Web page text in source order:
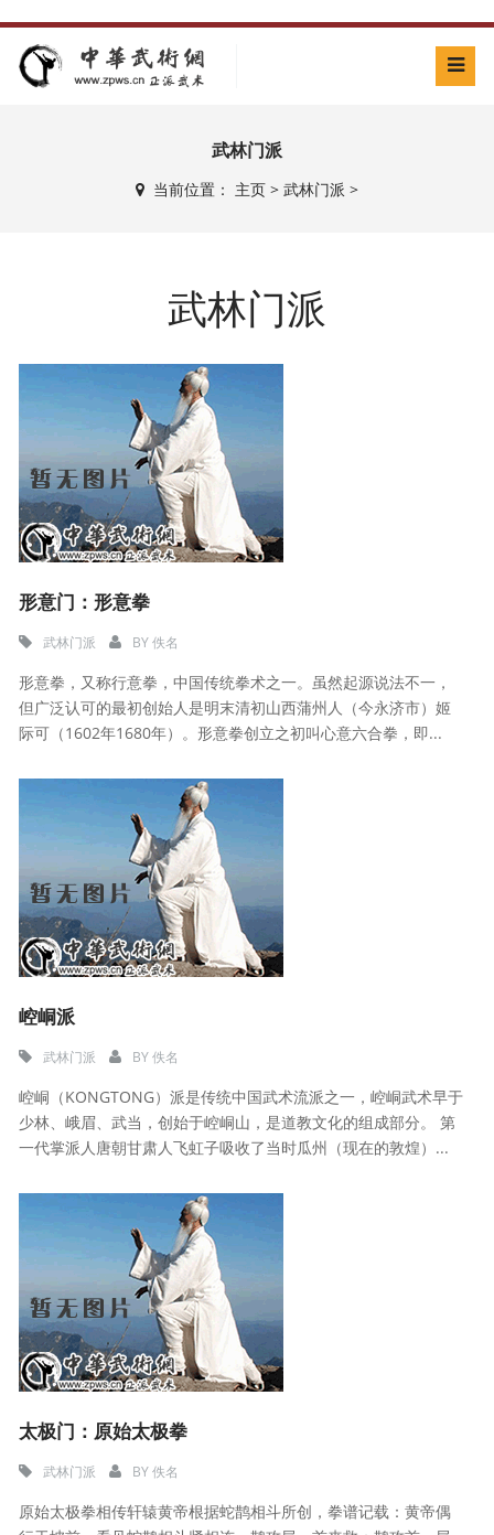
武林门派
当前位置： 主页> 武林门派 >
武林门派
形意门：形意拳
武林门派 BY佚名
形意拳，又称行意拳，中国传统拳术之一。虽然起源说法不一，
但广泛认可的最初创始人是明末清初山西蒲州人（今永济市）姬
际可（1602年1680年）。形意拳创立之初叫心意六合拳，即...
崆峒派
武林门派 BY佚名
崆峒（KONGTONG）派是传统中国武术流派之一，崆峒武术早于
少林、峨眉、武当，创始于崆峒山，是道教文化的组成部分。 第
一代掌派人唐朝甘肃人飞虹子吸收了当时瓜州（现在的敦煌）...
太极门：原始太极拳
武林门派 BY佚名
原始太极拳相传轩辕黄帝根据蛇鹊相斗所创，拳谱记载：黄帝偶